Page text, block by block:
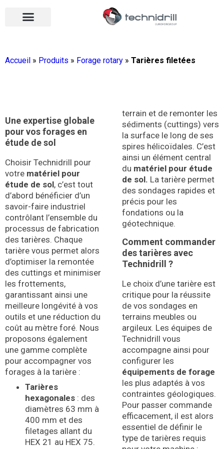
Accueil » Produits » Forage rotary » Tarières filetées
Une expertise globale
pour vos forages en
étude de sol
Choisir Technidrill pour
votre matériel pour
étude de sol, c’est tout
d’abord bénéficier d’un
savoir-faire industriel
contrôlant l’ensemble du
processus de fabrication
des tarières. Chaque
tarière vous permet alors
d’optimiser la remontée
des cuttings et minimiser
les frottements,
garantissant ainsi une
meilleure longévité à vos
outils et une réduction du
coût au mètre foré. Nous
proposons également
une gamme complète
pour accompagner vos
forages à la tarière :
Tarières
hexagonales : des
diamètres 63 mm à
400 mm et des
filetages allant du
HEX 21 au HEX 75.
terrain et de remonter les
sédiments (cuttings) vers
la surface le long de ses
spires hélicoïdales. C’est
ainsi un élément central
du matériel pour étude
de sol. La tarière permet
des sondages rapides et
précis pour les
fondations ou la
géotechnique.
Comment commander
des tarières avec
Technidrill ?
Le choix d’une tarière est
critique pour la réussite
de vos sondages en
terrains meubles ou
argileux. Les équipes de
Technidrill vous
accompagne ainsi pour
configurer les
équipements de forage
les plus adaptés à vos
contraintes géologiques.
Pour passer commande
efficacement, il est alors
essentiel de définir le
type de tarières requis